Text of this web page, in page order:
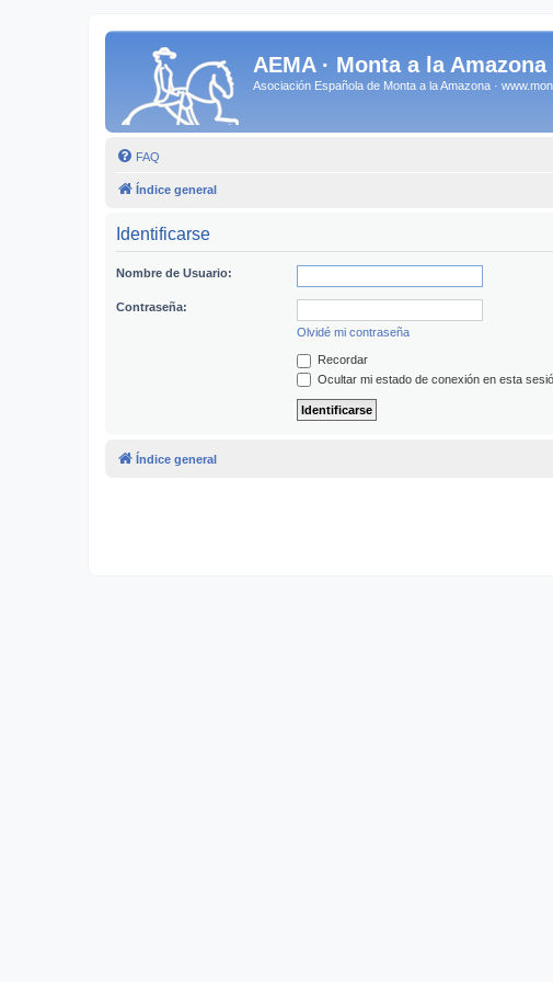
AEMA · Monta a la Amazona
Asociación Española de Monta a la Amazona ·
FAQ
Índice general
Identificarse
Nombre de Usuario:
Contraseña:
Olvidé mi contraseña
Recordar
Ocultar mi estado de conexión en esta
Índice general